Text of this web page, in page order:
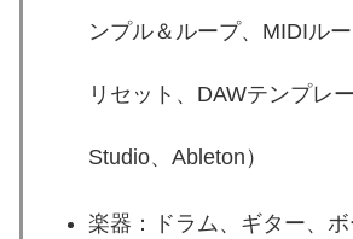
ンプル＆ループ、MIDIル
リセット、DAWテンプレ
Studio、Ableton）
楽器：ドラム、ギター、